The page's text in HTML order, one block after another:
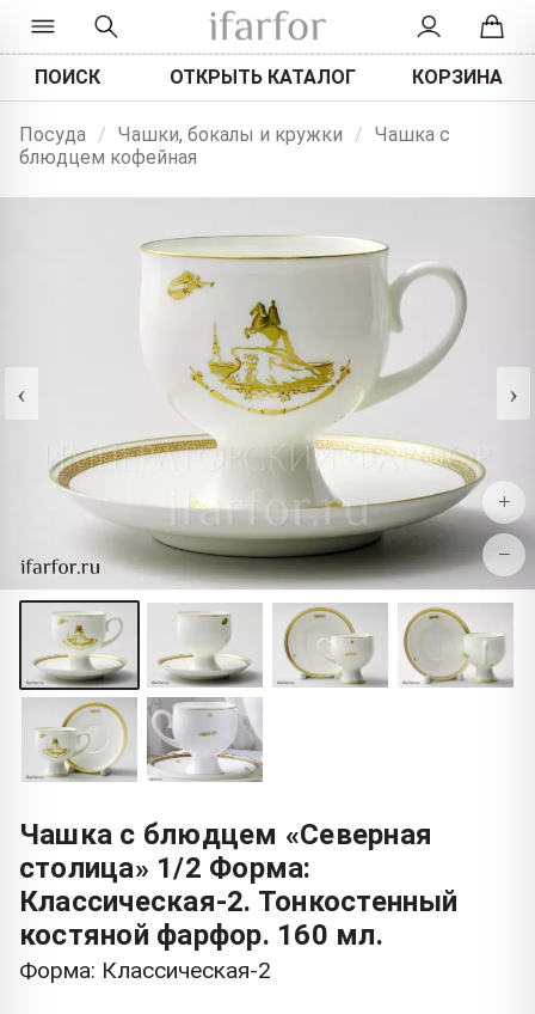
ПОИСК ОТКРЫТЬ КАТАЛОГ КОРЗИНА
Посуда / Чашки, бокалы и кружки / Чашка с
блюдцем кофейная
‹ ›
+
−
Чашка с блюдцем «Северная
столица» 1/2 Форма:
Классическая-2. Тонкостенный
костяной фарфор. 160 мл.
Форма: Классическая-2